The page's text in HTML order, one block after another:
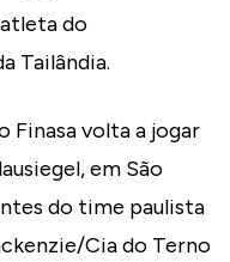
do
Tailândia.
volta a jogar
em São
do time paulista
Cia do Terno